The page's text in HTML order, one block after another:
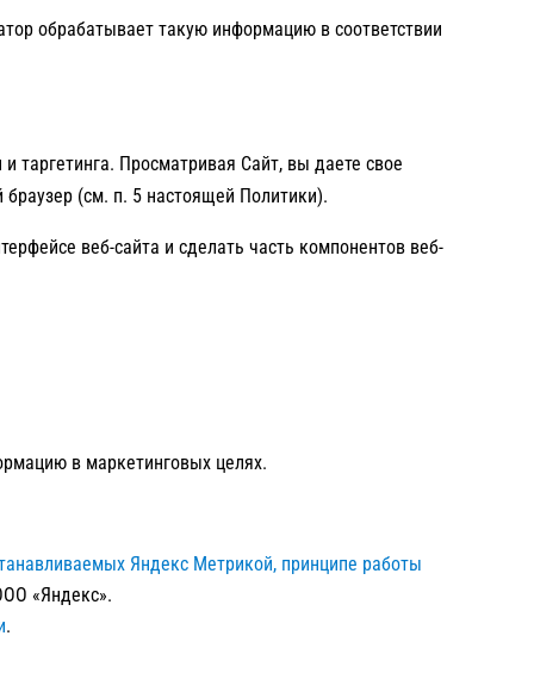
обрабатывает такую информацию в соответствии
таргетинга. Просматривая Сайт, вы даете свое
браузер (см. п. 5 настоящей Политики).
веб-сайта и сделать часть компонентов веб-
в маркетинговых целях.
Яндекс Метрикой, принципе работы
«Яндекс».
.